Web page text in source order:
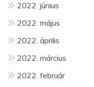
2022. június
2022. május
2022. április
2022. március
2022. február